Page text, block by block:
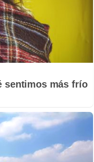
sentimos más frío